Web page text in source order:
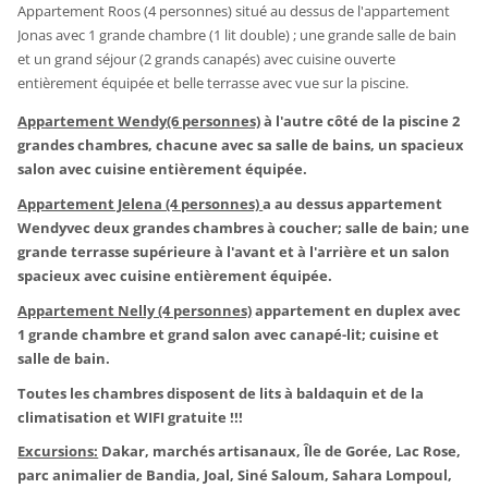
Appartement Roos (4 personnes) situé au dessus de l'appartement
Jonas avec 1 grande chambre (1 lit double) ; une grande salle de bain
et un grand séjour (2 grands canapés) avec cuisine ouverte
entièrement équipée et belle terrasse avec vue sur la piscine.
Appartement Wendy(6 personnes)à l'autre côté de la piscine 2
grandes chambres, chacune avec sa salle de bains, un spacieux
salon avec cuisine entièrement équipée.
Appartement Jelena (4 personnes)a au dessus appartement
Wendyvec deux grandes chambres à coucher; salle de bain; une
grande terrasse supérieure à l'avant et à l'arrière et un salon
spacieux avec cuisine entièrement équipée.
Appartement Nelly (4 personnes)appartement en duplex avec
1 grande chambre et grand salon avec canapé-lit; cuisine et
salle de bain.
Toutes les chambres disposent de lits à baldaquin et de la
climatisation et WIFI gratuite !!!
Excursions: Dakar, marchés artisanaux, Île de Gorée, Lac Rose,
parc animalier de Bandia, Joal, Siné Saloum, Sahara Lompoul,